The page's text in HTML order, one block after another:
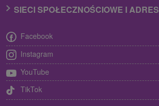
SIECI SPOŁECZNOŚCIOWE I ADRES
Facebook
Instagram
YouTube
TikTok